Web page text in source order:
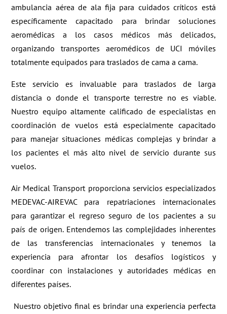
ambulancia aérea de ala fija para cuidados críticos está
específicamente capacitado para brindar soluciones
aeromédicas a los casos médicos más delicados,
organizando transportes aeromédicos de UCI móviles
totalmente equipados para traslados de cama a cama.
Este servicio es invaluable para traslados de larga
distancia o donde el transporte terrestre no es viable.
Nuestro equipo altamente calificado de especialistas en
coordinación de vuelos está especialmente capacitado
para manejar situaciones médicas complejas y brindar a
los pacientes el más alto nivel de servicio durante sus
vuelos.
Air Medical Transport proporciona servicios especializados
MEDEVAC-AIREVAC para repatriaciones internacionales
para garantizar el regreso seguro de los pacientes a su
país de origen. Entendemos las complejidades inherentes
de las transferencias internacionales y tenemos la
experiencia para afrontar los desafíos logísticos y
coordinar con instalaciones y autoridades médicas en
diferentes países.
Nuestro objetivo final es brindar una experiencia perfecta